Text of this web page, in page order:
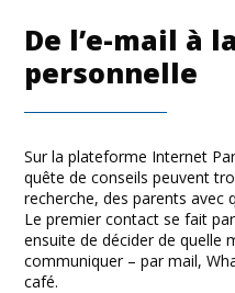
De l’e-mail à
personnelle
Sur la plateforme Internet
quête de conseils peuvent
recherche, des parents avec
Le premier contact se fait
ensuite de décider de quelle
communiquer – par mail,
café.